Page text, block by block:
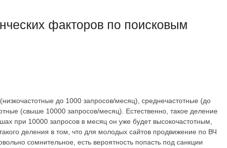
факторов по поисковым
до 1000 запросов/месяц), среднечастотные (до
(свыше 10000 запросов/месяц). Естественно, такое деление
при 10000 запросов в месяц он уже будет высокочастотным,
деления в том, что для молодых сайтов продвижение по ВЧ
сомнительное, есть вероятность попасть под санкции